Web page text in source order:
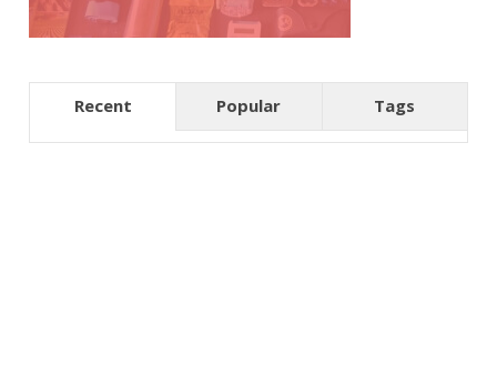
Recent Popular Tags